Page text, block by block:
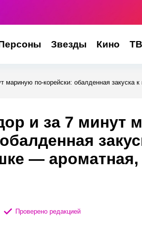
Звезды Кино
мариную по-корейски: обалденная закуска
и за 7 минут
— ароматная,
Проверено редакцией